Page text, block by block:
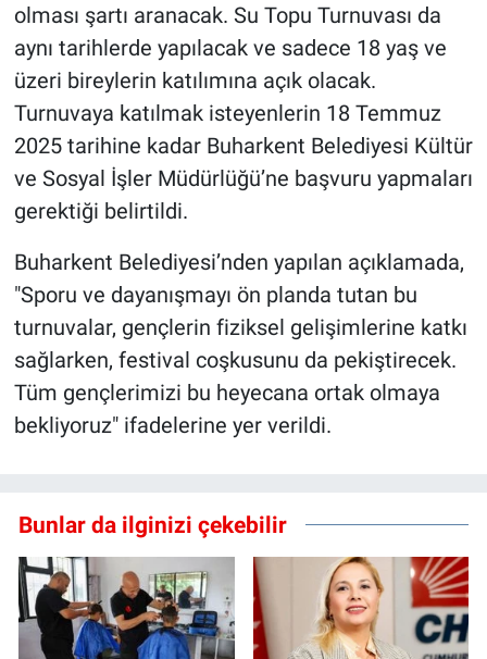
olması şartı aranacak. Su Topu Turnuvası da
aynı tarihlerde yapılacak ve sadece 18 yaş ve
üzeri bireylerin katılımına açık olacak.
Turnuvaya katılmak isteyenlerin 18 Temmuz
2025 tarihine kadar Buharkent Belediyesi Kültür
ve Sosyal İşler Müdürlüğü’ne başvuru yapmaları
gerektiği belirtildi.
Buharkent Belediyesi’nden yapılan açıklamada,
"Sporu ve dayanışmayı ön planda tutan bu
turnuvalar, gençlerin fiziksel gelişimlerine katkı
sağlarken, festival coşkusunu da pekiştirecek.
Tüm gençlerimizi bu heyecana ortak olmaya
bekliyoruz" ifadelerine yer verildi.
Bunlar da ilginizi çekebilir